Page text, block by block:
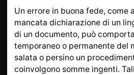
Un errore in buona fede, come
mancata dichiarazione di un
di un documento, può
temporaneo o permanente del
salata o persino un
coinvolgono somme ingenti.